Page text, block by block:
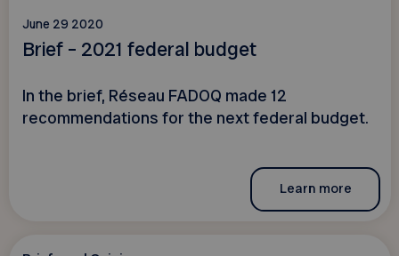
June 29 2020
Brief – 2021 federal budget
In the brief, Réseau FADOQ made 12
recommendations for the next federal budget.
Learn more